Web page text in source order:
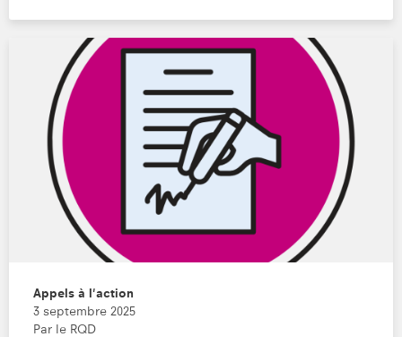
Appels à l'action
3 septembre 2025
Par le RQD